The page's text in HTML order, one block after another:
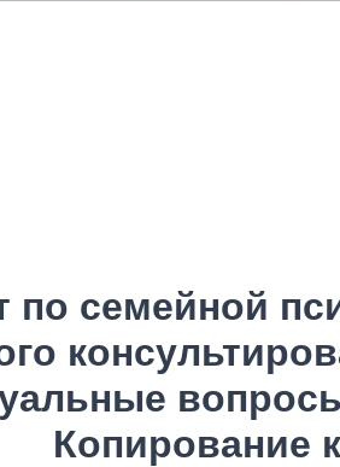
по семейной
Копирование